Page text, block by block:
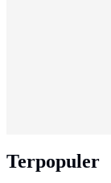
Terpopuler